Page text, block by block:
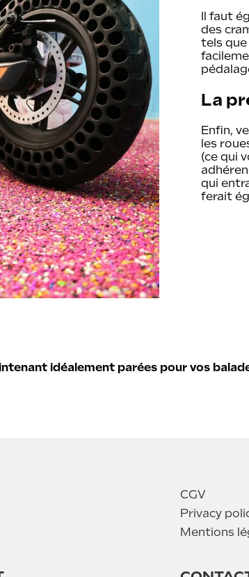
Il faut
des
tels que
La
Enfin,
les
(ce qui
qui
ferait
idéalement parées pour vos
CGV
Privacy
Mentions